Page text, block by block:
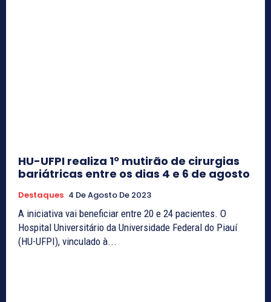
HU-UFPI realiza 1º mutirão de cirurgias
bariátricas entre os dias 4 e 6 de agosto
Destaques 4 De Agosto De 2023
A iniciativa vai beneficiar entre 20 e 24 pacientes. O
Hospital Universitário da Universidade Federal do Piauí
(HU-UFPI), vinculado à...